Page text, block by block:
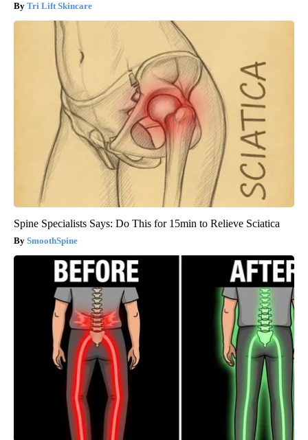
Tri Lift Skincare
Spine Specialists Says: Do This for 15min to Relieve Sciatica
SmoothSpine